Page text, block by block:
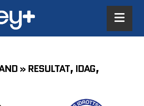
» RESULTAT, IDAG,